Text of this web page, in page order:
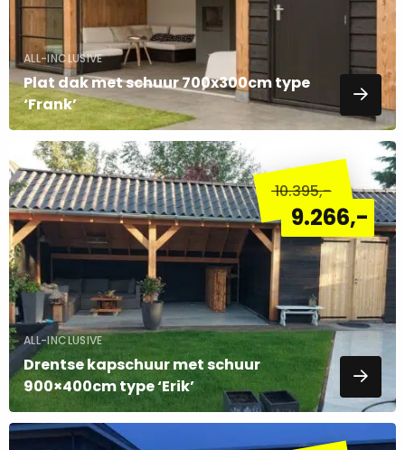
ALL-INCLUSIVE
Plat dak met schuur 700x300cm type
‘Frank’
10.395,-
9.266,-
ALL-INCLUSIVE
Drentse kapschuur met schuur
900×400cm type ‘Erik’
Lees
meer
over
Lees